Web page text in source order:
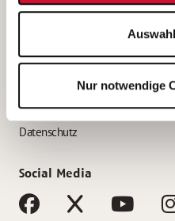
Nur notwendige
AWO Gliederungen nach
Impressum
Datenschutz
Social Media